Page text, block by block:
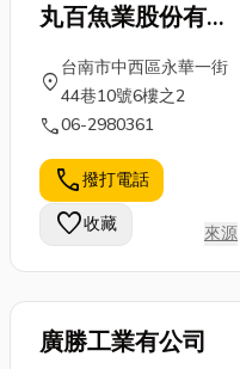
的避風港。今
你了解臥榻設
計，如果你也
想了解更多臥
榻設計，甚至
最近新家裝修
正想設計臥榻
尺寸，那就別
錯過這篇，...
區
了
車
可
會
分
如
有
的...
丸百魚業股份有限
公司
location_on
台南市中西區永華一街
44巷10號6樓之2
call06-2980361
call撥打電話
favorite收藏 來源
廣勝工業有公司